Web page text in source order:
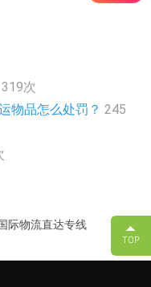
319次
物品怎么处罚？ 245
际物流直达专线